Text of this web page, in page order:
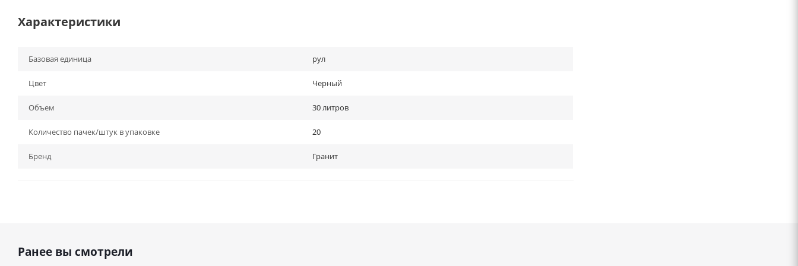
Характеристики
Базовая единица рул
Цвет Черный
Объем 30 литров
Количество пачек/штук в упаковке 20
Бренд Гранит
Ранее вы смотрели